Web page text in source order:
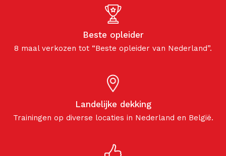
Beste opleider
8 maal verkozen tot “Beste opleider van Nederland”.
Landelijke dekking
Trainingen op diverse locaties in Nederland en België.